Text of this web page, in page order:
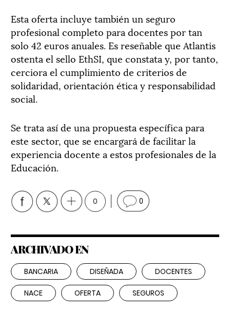
Esta oferta incluye también un seguro
profesional completo para docentes por tan
solo 42 euros anuales. Es reseñable que Atlantis
ostenta el sello EthSI, que constata y, por tanto,
cerciora el cumplimiento de criterios de
solidaridad, orientación ética y responsabilidad
social.
Se trata así de una propuesta específica para
este sector, que se encargará de facilitar la
experiencia docente a estos profesionales de la
Educación.
0 0
ARCHIVADO EN
BANCARIA DISEÑADA DOCENTES
NACE OFERTA SEGUROS